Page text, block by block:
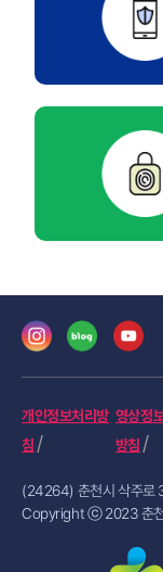
개인정보처리방
침
영상정
방침
(24264) 춘천시 삭주로
Copyright ⓒ 2023 춘